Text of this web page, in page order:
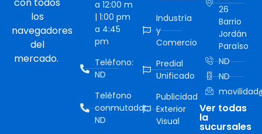
con todos
los
navegadores
del
mercado.
a 12:00 m
| 1:00 pm
a 4:45
pm
Teléfono:
ND
Teléfono
conmutador:
ND
Industría
y
Comercio
Predial
Unificado
Publicidad
Exterior
Visual
26
Barrio
Jordán
Paraíso
ND
ND
Ver todas
la
sucursales